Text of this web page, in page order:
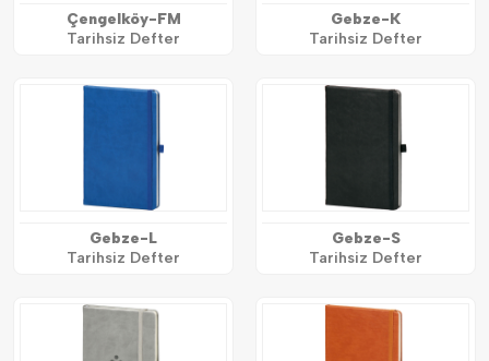
Çengelköy-FM
Tarihsiz Defter
Gebze-K
Tarihsiz Defter
Gebze-L
Tarihsiz Defter
Gebze-S
Tarihsiz Defter